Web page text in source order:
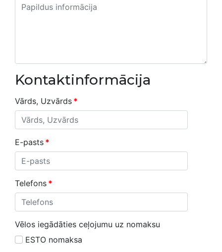
Kontaktinformācija
Vārds, Uzvārds *
E-pasts *
Telefons *
Vēlos iegādāties ceļojumu uz nomaksu
ESTO nomaksa